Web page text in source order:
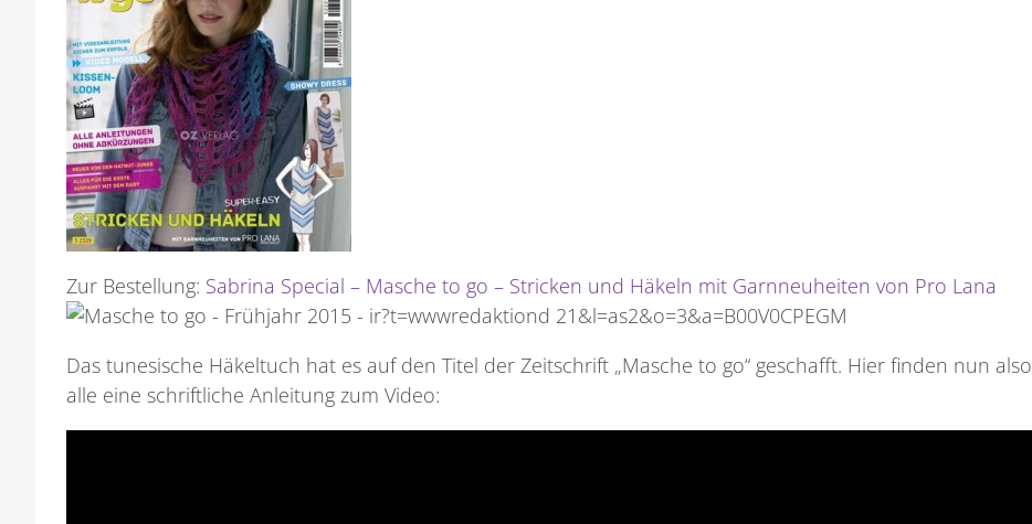
Zur Bestellung: Sabrina Special – Masche to go – Stricken und Häkeln mit Garnneuheiten von Pro Lana
Das tunesische Häkeltuch hat es auf den Titel der Zeitschrift „Masche to go“ geschafft. Hier finden nun also
alle eine schriftliche Anleitung zum Video: